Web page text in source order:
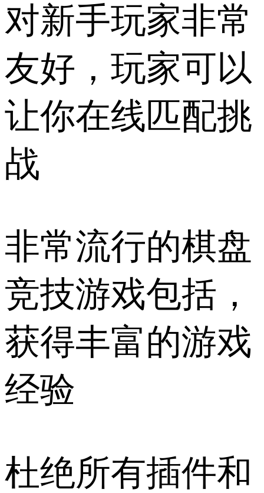
对新手玩家非常
友好，玩家可以
让你在线匹配挑
战
非常流行的棋盘
竞技游戏包括，
获得丰富的游戏
经验
杜绝所有插件和